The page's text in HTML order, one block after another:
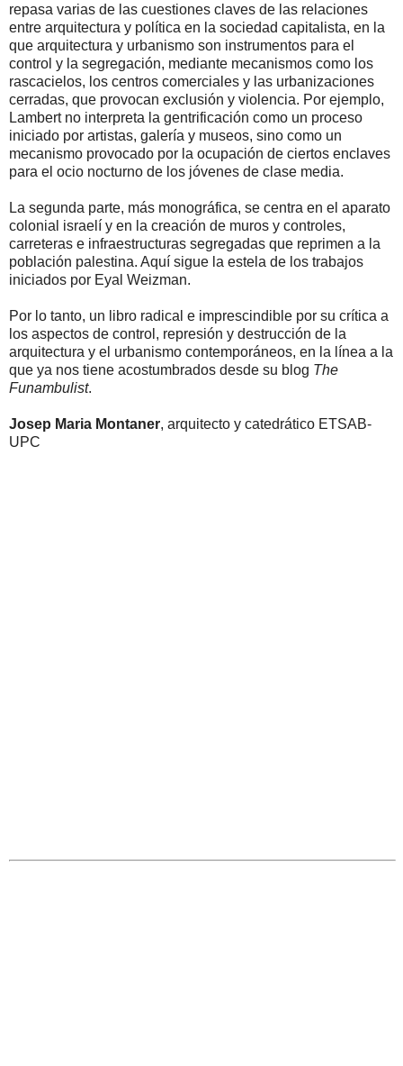
repasa varias de las cuestiones claves de las relaciones
entre arquitectura y política en la sociedad capitalista, en la
que arquitectura y urbanismo son instrumentos para el
control y la segregación, mediante mecanismos como los
rascacielos, los centros comerciales y las urbanizaciones
cerradas, que provocan exclusión y violencia. Por ejemplo,
Lambert no interpreta la gentrificación como un proceso
iniciado por artistas, galería y museos, sino como un
mecanismo provocado por la ocupación de ciertos enclaves
para el ocio nocturno de los jóvenes de clase media.
La segunda parte, más monográfica, se centra en el aparato
colonial israelí y en la creación de muros y controles,
carreteras e infraestructuras segregadas que reprimen a la
población palestina. Aquí sigue la estela de los trabajos
iniciados por Eyal Weizman.
Por lo tanto, un libro radical e imprescindible por su crítica a
los aspectos de control, represión y destrucción de la
arquitectura y el urbanismo contemporáneos, en la línea a la
que ya nos tiene acostumbrados desde su blog The
Funambulist.
Josep Maria Montaner, arquitecto y catedrático ETSAB-
UPC